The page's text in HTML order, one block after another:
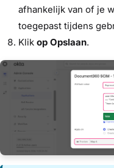
afhankelijk van of je
toegepast tijdens
Klik op Opslaan.